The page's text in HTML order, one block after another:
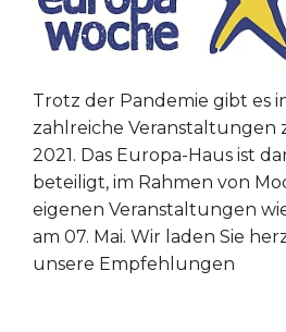
Trotz der Pandemie gibt es
zahlreiche Veranstaltungen
2021. Das Europa-Haus ist
beteiligt, im Rahmen von
eigenen Veranstaltungen
am 07. Mai. Wir laden Sie
unsere Empfehlungen